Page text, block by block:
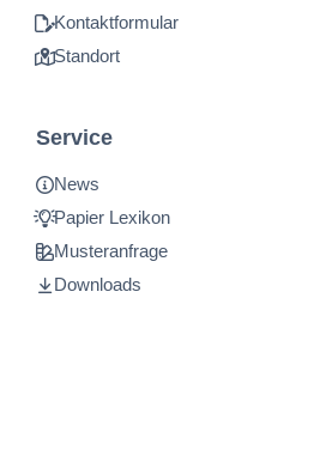
Kontaktformular
Standort
Service
News
Papier Lexikon
Musteranfrage
Downloads